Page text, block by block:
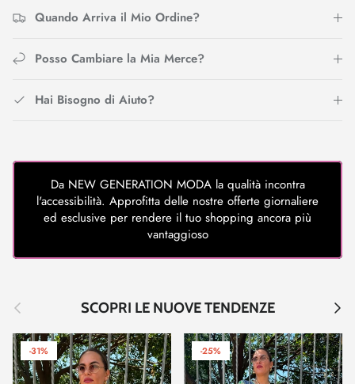
Quando Arriva il Mio Ordine?
Posso Cambiare la Mia Merce?
Hai Bisogno di Aiuto?
Da NEW GENERATION MODA la qualità incontra
l'accessibilità. Approfitta delle nostre offerte giornaliere
ed esclusive per rendere il tuo shopping ancora più
vantaggioso
Indietro SCOPRI LE NUOVE TENDENZE
-31% -25%